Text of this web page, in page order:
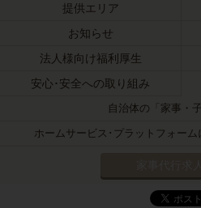
提供エリア
お知らせ
法人様向け福利厚生
安心･安全への取り組み
自治体の「家事・
ホームサービス･プラットフォー